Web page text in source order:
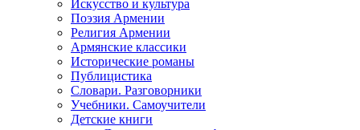
Иcкусство и культура
Поэзия Армении
Религия Армении
Армянские классики
Исторические романы
Публицистика
Словари. Разговорники
Учебники. Самоучители
Детские книги